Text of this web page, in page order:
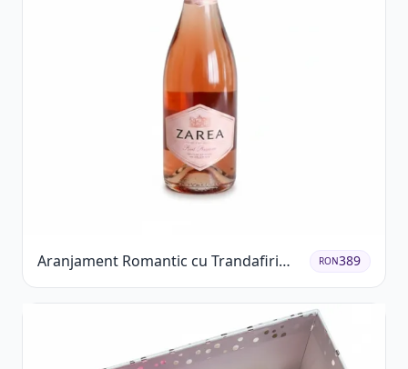
Aranjament Romantic cu Trandafiri
Roșii și Șampanie rose
RON389